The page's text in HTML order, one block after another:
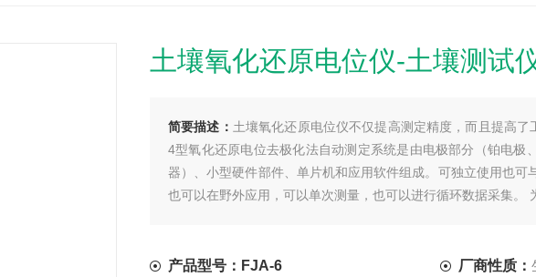
土壤氧化还原电位仪-土壤测试
简要描述： 土壤氧化还原电位仪不仅提高测定精度，而且提高
4型氧化还原电位去极化法自动测定系统是由电极部分（铂电极
器）、小型硬件部件、单片机和应用软件组成。可独立使用也可
也可以在野外应用，可以单次测量，也可以进行循环数据采集。
产品型号：FJA-6 厂商性质：